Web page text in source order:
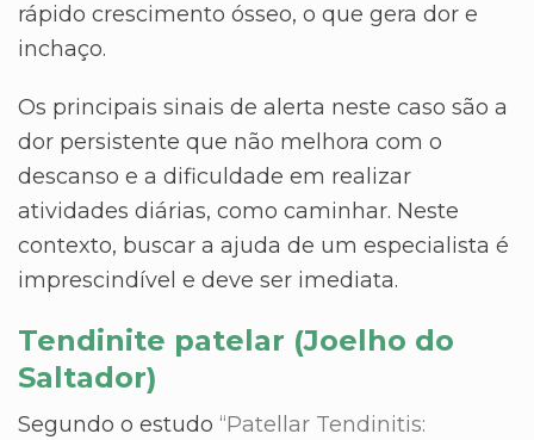
rápido crescimento ósseo, o que gera dor e
inchaço.
Os principais sinais de alerta neste caso são a
dor persistente que não melhora com o
descanso e a dificuldade em realizar
atividades diárias, como caminhar. Neste
contexto, buscar a ajuda de um especialista é
imprescindível e deve ser imediata.
Tendinite patelar (Joelho do
Saltador)
Segundo o estudo “Patellar Tendinitis: